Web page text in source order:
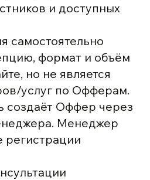
и доступных
самостоятельно
формат и объём
но не является
услуг по Офферам.
создаёт Оффер через
Менеджер
регистрации